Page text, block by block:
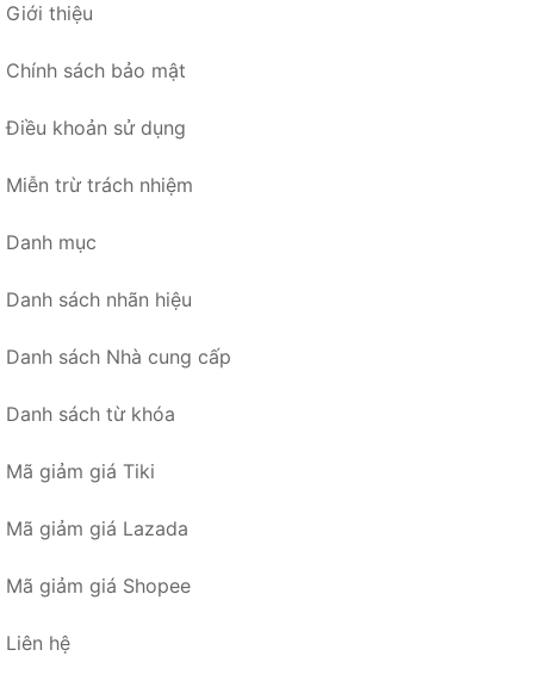
Giới thiệu
Chính sách bảo mật
Điều khoản sử dụng
Miễn trừ trách nhiệm
Danh mục
Danh sách nhãn hiệu
Danh sách Nhà cung cấp
Danh sách từ khóa
Mã giảm giá Tiki
Mã giảm giá Lazada
Mã giảm giá Shopee
Liên hệ